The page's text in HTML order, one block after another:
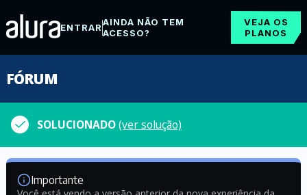
ENTRARAINDA NÃO TEM
ACESSO?
VEJA OS
PLANOS
FÓRUM
SOLUCIONADO(ver solução)
Importante